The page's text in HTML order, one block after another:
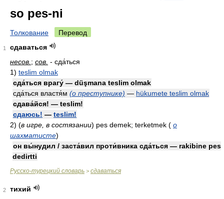
so pes-ni
Толкование Перевод
1
сдаваться
несов. ; сов. - сда́ться
1) teslim olmak
сда́ться врагу́ — düşmana teslim olmak
сда́ться властя́м (о преступнике) — hükumete teslim olmak
сдава́йся! — teslim!
сдаюсь! — teslim!
2) (в игре, в состязании) pes demek; terketmek ( о
шахматисте)
он вы́нудил / заста́вил проти́вника сда́ться — rakibine pes
dedirtti
Русско-турецкий словарь > сдаваться
2
тихий